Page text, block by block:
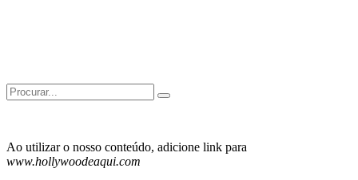
Search
for:
Ao utilizar o nosso conteúdo, adicione link para
www.hollywoodeaqui.com